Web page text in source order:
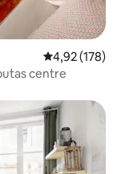
Vidutinis
4,92 (178)
centre